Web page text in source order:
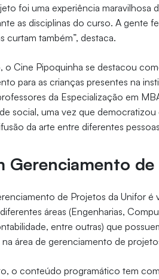
foi uma experiência
as disciplinas do curso. A gente
curtam também”, destaca.
o Cine Pipoquinha se destacou
para as crianças presentes na
da Especialização em
social, uma vez que
da arte entre diferentes
Gerenciamento
de Projetos da Unifor
áreas (Engenharias,
entre outras) que
área de gerenciamento de
o conteúdo programático tem